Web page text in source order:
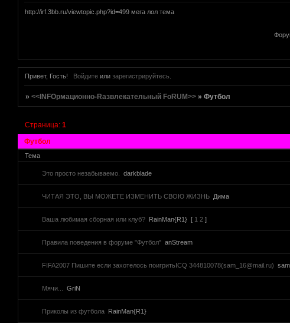
http://irf.3bb.ru/viewtopic.php?id=499 мега лол тема
Привет, Гость! Войдитеили зарегистрируйтесь.
»<<INFOрмационно-Rазвлекательный FoRUM>> »Футбол
Футбол
Страница:1
Тема
Это просто незабываемо. darkblade
ЧИТАЯ ЭТО, ВЫ МОЖЕТЕ ИЗМЕНИТЬ СВОЮ ЖИЗНЬ Дима
Ваша любимая сборная или клуб? RainMan{R1} [ 1 2 ]
Правила поведения в форуме "Футбол" anStream
FIFA2007 Пишите если захотелось поигритьICQ 344810078(sam_16@mail.ru)
Мячи... GriN
Приколы из футбола RainMan{R1}